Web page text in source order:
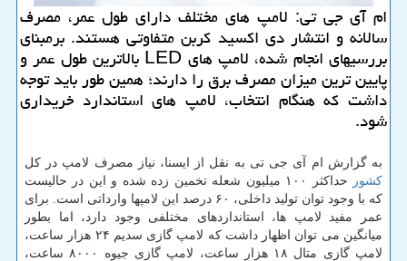
ام آی جی تی: لامپ های مختلف دارای طول عمر، مصرف
سالانه و انتشار دی اكسید كربن متفاوتی هستند. برمبنای
بررسیهای انجام شده، لامپ های LED بالاترین طول عمر و
پایین ترین میزان مصرف برق را دارند؛ همین طور باید توجه
داشت كه هنگام انتخاب، لامپ های استاندارد خریداری
شود.
به گزارش ام آی جی تی به نقل از ایسنا، نیاز مصرف لامپ در كل
كشور
حداكثر ۱۰۰ میلیون شعله تخمین زده شده و این در حالیست
كه با وجود توان تولید داخلی، ۶۰ درصد این لامپها وارداتی است. برای
عمر مفید لامپ ها، استانداردهای مختلفی وجود دارد، اما بطور
میانگین می توان اظهار داشت كه لامپ گازی سدیم ۲۴ هزار ساعت،
لامپ گازی متال ۱۸ هزار ساعت، لامپ گازی جیوه ۸۰۰۰ ساعت،